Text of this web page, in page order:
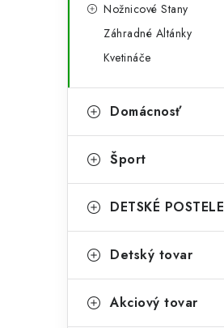
Nožnicové Stany
Záhradné Altánky
Kvetináče
Domácnosť
Šport
DETSKÉ POSTELE
Detský tovar
Akciový tovar